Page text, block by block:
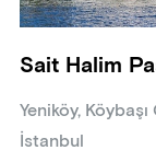
• Rida Kıraşı ile
Betül, 1,5 yıl
Sait Halim
Yeniköy,
İstanbul